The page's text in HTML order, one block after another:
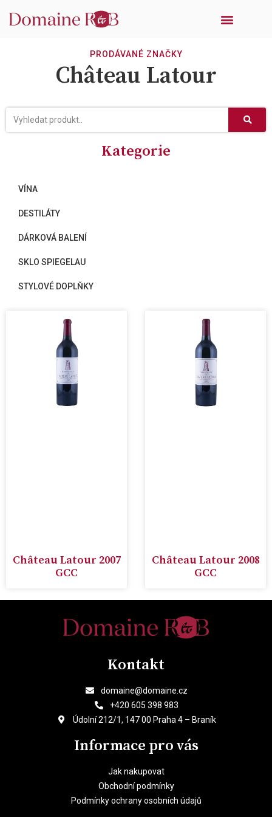
PRODÁVANÉ ZNAČKY
Château Latour
Kategorie
VÍNA
DESTILÁTY
DÁRKOVÁ BALENÍ
SKLO SPIEGELAU
STYLOVÉ DOPLŇKY
Château Latour 2007
GCC
Château Latour 2008
GCC
Kontakt
domaine@domaine.cz
+420 605 398 983
Údolní 212/1, 147 00 Praha 4 – Braník
Informace pro vás
Jak nakupovat
Obchodní podmínky
Podmínky ochrany osobních údajů